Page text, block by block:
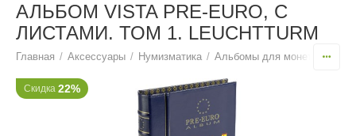
АЛЬБОМ VISTA PRE-EURO, С
ЛИСТАМИ. ТОМ 1. LEUCHTTURM
Главная / Аксессуары / Нумизматика / Альбомы для монет
Скидка 22%